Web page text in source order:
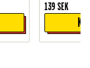
139 SEK